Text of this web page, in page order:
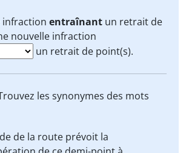
infraction entraînant un retrait de
nouvelle infraction
un retrait de point(s).
les synonymes des mots
de la route prévoit la